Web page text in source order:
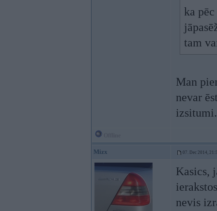
ka
tam
Man
nevar
Mizx 07. Dec 2014,
Kasics,
nevis